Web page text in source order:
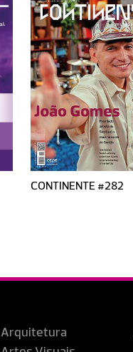
CONTINENTE #282
Arquitetura